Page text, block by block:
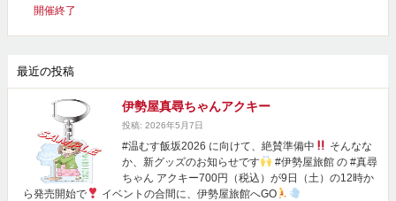
開催終了
最近の投稿
伊勢屋真尋ちゃんアクキー
投稿: 2026年5月7日
#温むす飯坂2026 に向けて、絶賛準備中
そんなな
か、新グッズのお知らせです
#伊勢屋旅館 の #真尋
ちゃん アクキー700円（税込）が9日（土）の12時か
ら発売開始で
イベントの合間に、伊勢屋旅館へGO